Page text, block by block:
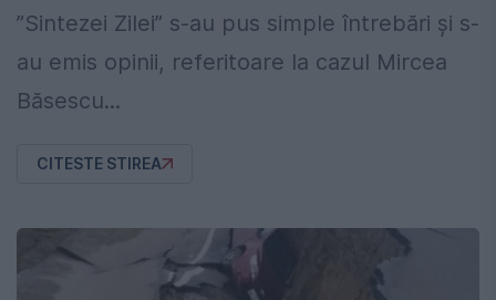
”Sintezei Zilei” s-au pus simple întrebări și s-
au emis opinii, referitoare la cazul Mircea
Băsescu...
CITESTE STIREA